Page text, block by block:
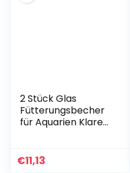
2 Stück Glas
Fütterungsbecher
für Aquarien Klarer
Schildkrötenfutter
Kompakt und
€11,13